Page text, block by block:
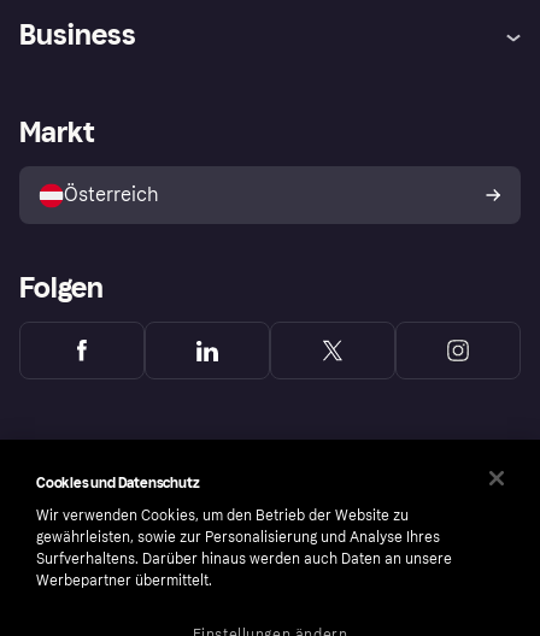
Shops entdecken
Business
Händlerportal
Markt
Österreich
Folgen
Cookies und Datenschutz
Wir verwenden Cookies, um den Betrieb der Website zu
gewährleisten, sowie zur Personalisierung und Analyse Ihres
Surfverhaltens. Darüber hinaus werden auch Daten an unsere
Werbepartner übermittelt.